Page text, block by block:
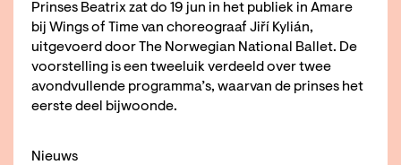
Prinses Beatrix zat do 19 jun in het publiek in Amare
bij Wings of Time van choreograaf Jiří Kylián,
uitgevoerd door The Norwegian National Ballet. De
voorstelling is een tweeluik verdeeld over twee
avondvullende programma’s, waarvan de prinses het
eerste deel bijwoonde.
Nieuws